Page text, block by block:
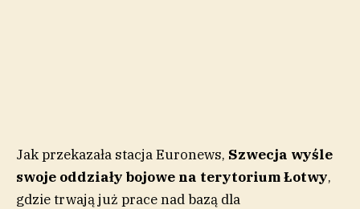
Jak przekazała stacja Euronews, Szwecja wyśle
swoje oddziały bojowe na terytorium Łotwy,
gdzie trwają już prace nad bazą dla